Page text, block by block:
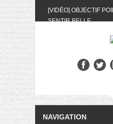
[VIDÉO] OBJECTIF
SENTIR BELLE
BIOTYFULL BOX DU
[VIDÉO] QUITOQUE
CONVIVIALITÉ
[VIDÉO] UNBOXING :